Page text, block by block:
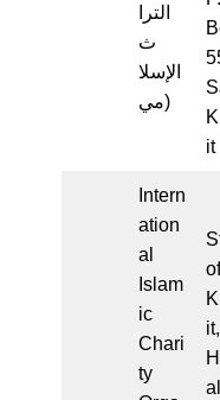
الترا
ث
الإسلا
مي)
it
Intern
ation
al
Islam
ic
Chari
ty
of
it,